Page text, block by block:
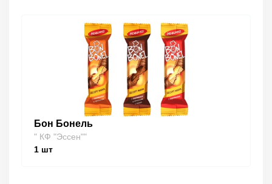
Бон Бонель
" КФ "Эссен""
1 шт